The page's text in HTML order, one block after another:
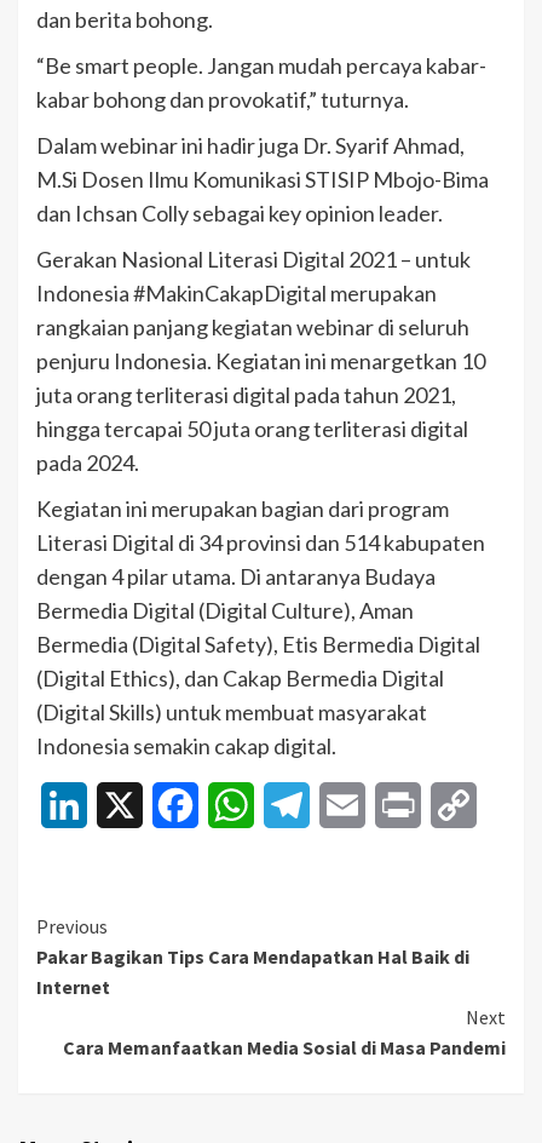
dan berita bohong.
“Be smart people. Jangan mudah percaya kabar-
kabar bohong dan provokatif,” tuturnya.
Dalam webinar ini hadir juga Dr. Syarif Ahmad,
M.Si Dosen Ilmu Komunikasi STISIP Mbojo-Bima
dan Ichsan Colly sebagai key opinion leader.
Gerakan Nasional Literasi Digital 2021 – untuk
Indonesia #MakinCakapDigital merupakan
rangkaian panjang kegiatan webinar di seluruh
penjuru Indonesia. Kegiatan ini menargetkan 10
juta orang terliterasi digital pada tahun 2021,
hingga tercapai 50 juta orang terliterasi digital
pada 2024.
Kegiatan ini merupakan bagian dari program
Literasi Digital di 34 provinsi dan 514 kabupaten
dengan 4 pilar utama. Di antaranya Budaya
Bermedia Digital (Digital Culture), Aman
Bermedia (Digital Safety), Etis Bermedia Digital
(Digital Ethics), dan Cakap Bermedia Digital
(Digital Skills) untuk membuat masyarakat
Indonesia semakin cakap digital.
LinkedIn FacebookWhatsAppTelegramEmail Print
Continue
Reading
Previous
Pakar Bagikan Tips Cara Mendapatkan Hal Baik di
Internet
Next
Cara Memanfaatkan Media Sosial di Masa Pandemi